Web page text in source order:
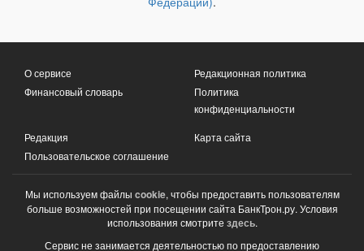
О сервисе
Финансовый словарь
Редакционная политика
Политика
конфиденциальности
Редакция
Пользовательское соглашение
Карта сайта
Мы используем файлы cookie, чтобы предоставить пользователям
больше возможностей при посещении сайта БанкТрон.ру. Условия
использования смотрите здесь.
Сервис не занимается деятельностью по предоставлению